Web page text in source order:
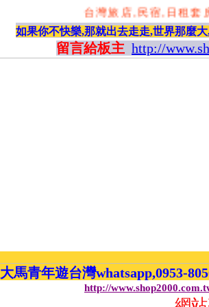
台灣旅店,民宿,日租套
如果你不快樂,那就出去走走,世界那麼
留言給板主 http://
大馬青年遊台灣whatsapp,0953-
http://